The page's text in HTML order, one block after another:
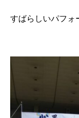
すばらしいパフォ